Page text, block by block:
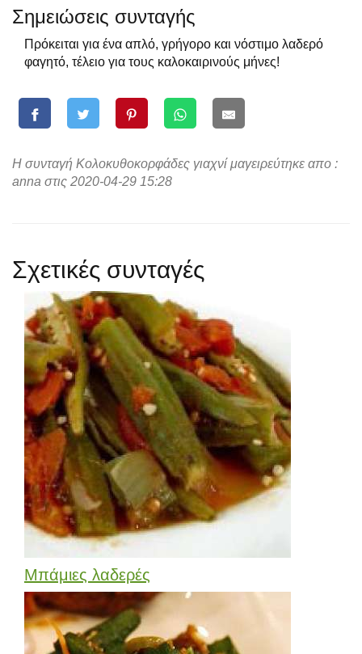
Σημειώσεις συνταγής
Πρόκειται για ένα απλό, γρήγορο και νόστιμο λαδερό
φαγητό, τέλειο για τους καλοκαιρινούς μήνες!
Η συνταγή Κολοκυθοκορφάδες γιαχνί μαγειρεύτηκε απο :
anna στις 2020-04-29 15:28
Σχετικές συνταγές
Μπάμιες λαδερές